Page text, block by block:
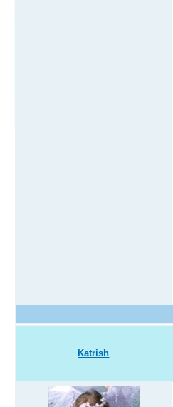
Katrish